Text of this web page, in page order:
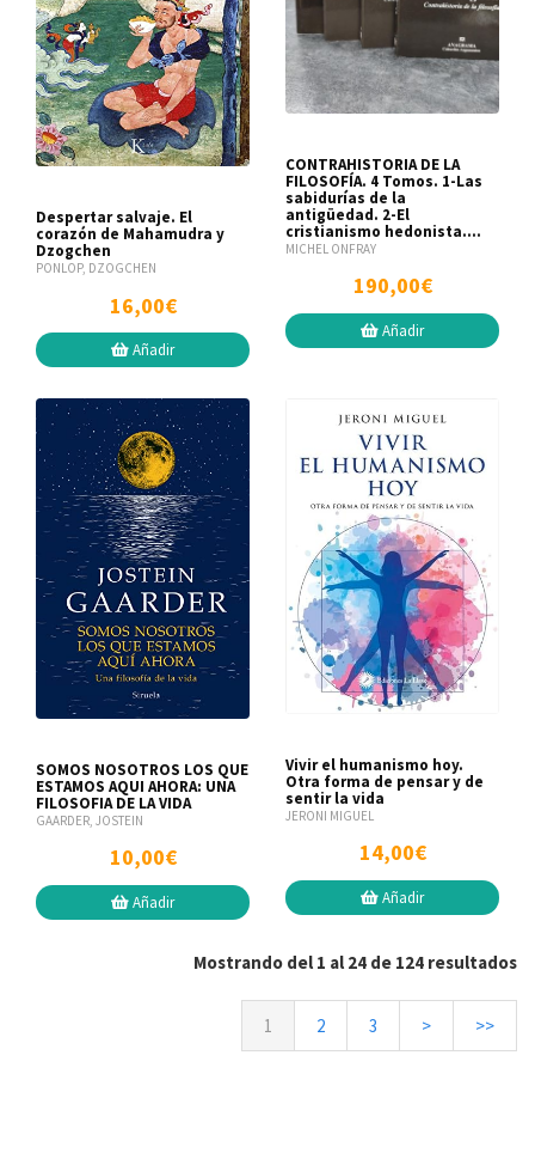
Despertar salvaje. El
corazón de Mahamudra y
Dzogchen
PONLOP, DZOGCHEN
16,00€
Añadir
CONTRAHISTORIA DE LA
FILOSOFÍA. 4 Tomos. 1-Las
sabidurías de la
antigüedad. 2-El
cristianismo hedonista....
MICHEL ONFRAY
190,00€
Añadir
SOMOS NOSOTROS LOS QUE
ESTAMOS AQUI AHORA: UNA
FILOSOFIA DE LA VIDA
GAARDER, JOSTEIN
10,00€
Añadir
Vivir el humanismo hoy.
Otra forma de pensar y de
sentir la vida
JERONI MIGUEL
14,00€
Añadir
Mostrando del 1 al 24 de 124 resultados
1 2 3 > >>